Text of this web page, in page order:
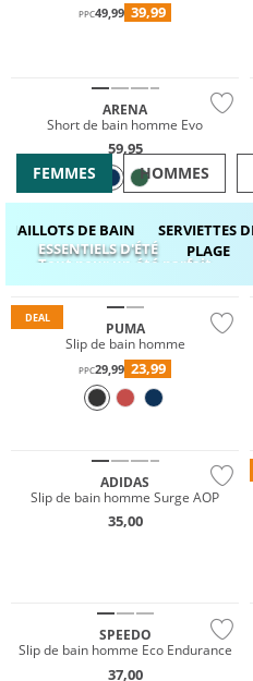
PPC49,99 39,99
ARENA
Short de bain homme Evo
59,95
ESSENTIELS D'ÉTÉ
Tout pour un été parfait
FEMMES HOMMES
MAILLOTS DE BAIN
SERVIETTES
PLAGE
DEAL
PUMA
Slip de bain homme
PPC29,99 23,99
ADIDAS
Slip de bain homme Surge AOP
35,00
SPEEDO
Slip de bain homme Eco Endurance
37,00